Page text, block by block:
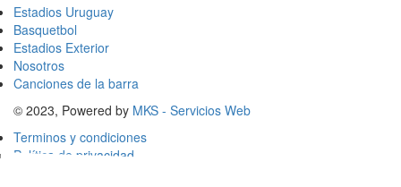
Estadios Uruguay
Basquetbol
Estadios Exterior
Nosotros
Canciones de la barra
© 2023, Powered by MKS - Servicios Web
Terminos y condiciones
Política de privacidad